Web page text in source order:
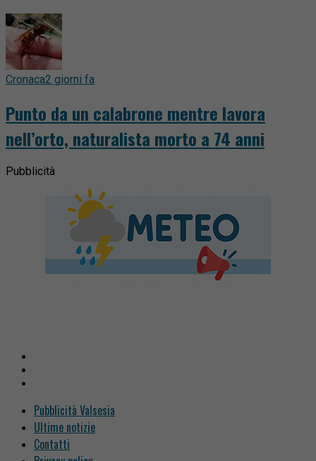
Cronaca2 giorni fa
Punto da un calabrone mentre lavora
nell’orto, naturalista morto a 74 anni
Pubblicità
Pubblicità Valsesia
Ultime notizie
Contatti